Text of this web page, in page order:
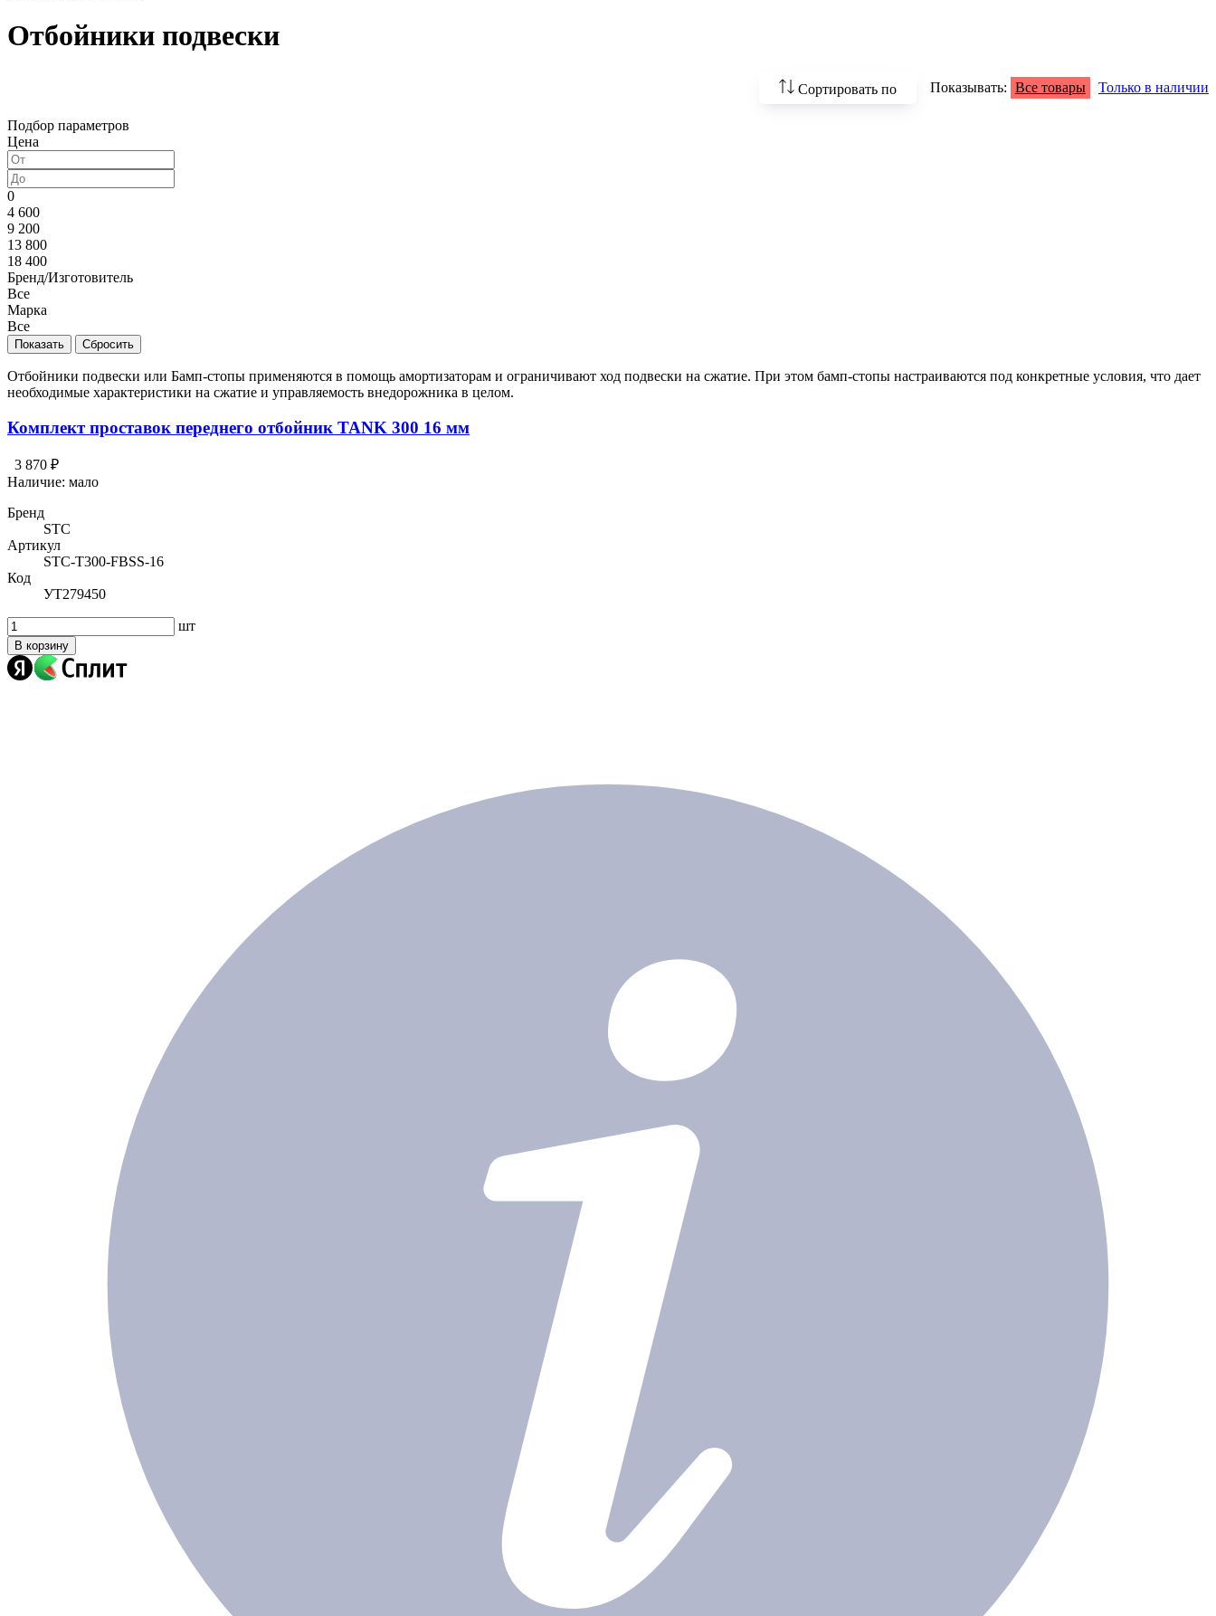
Отбойники подвески
Сортировать по Показывать: Все товары Только в наличии
Подбор параметров
Цена
0
4 600
9 200
13 800
18 400
Бренд/Изготовитель
Все
Марка
Все
Отбойники подвески или Бамп-стопы применяются в помощь амортизаторам и ограничивают ход подвески на сжатие. При этом бамп-стопы настраиваются под конкретные условия, что дает
необходимые характеристики на сжатие и управляемость внедорожника в целом.
Комплект проставок переднего отбойник TANK 300 16 мм
3 870 ₽
Наличие: мало
Бренд
STC
Артикул
STC-T300-FBSS-16
Код
УТ279450
шт
В корзину